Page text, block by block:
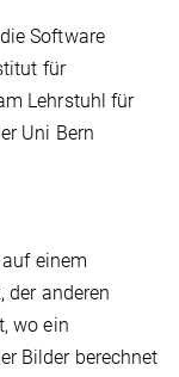
Software
für
Lehrstuhl für
Uni Bern
einem
der anderen
wo ein
Bilder berechnet